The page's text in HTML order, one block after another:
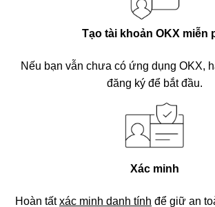
Tạo tài khoản OKX miễn
Nếu bạn vẫn chưa có ứng dụng OKX,
đăng ký để bắt đầu.
Xác minh
Hoàn tấtxác minh danh tính để giữ an